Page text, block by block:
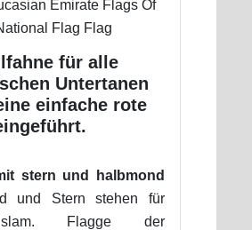
für alle
Untertanen
einfache rote
stern und halbmond
und Stern stehen für
Flagge der